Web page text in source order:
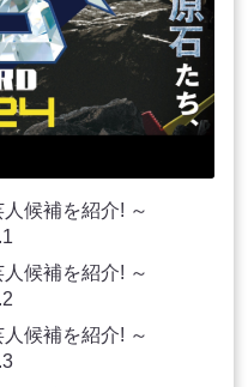
候補を紹介! ～
候補を紹介! ～
候補を紹介! ～